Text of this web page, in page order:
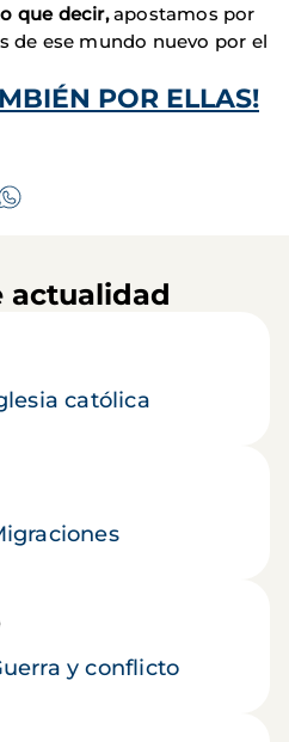
que decir,apostamos por
de ese mundo nuevo por el
POR ELLAS!
actualidad
católica
y conflicto